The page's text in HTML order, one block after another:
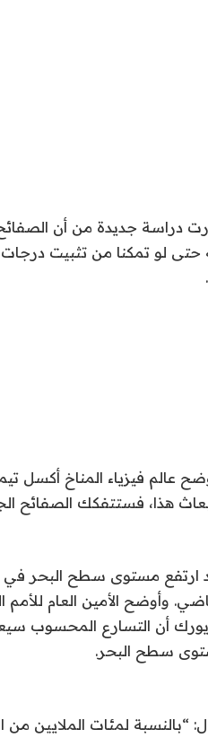
دراسة جديدة من أن الصفائح
حتى لو تمكنا من تثبيت
.
عالم فيزياء المناخ أكسل
هذا، فستتفكك الصفائح
وأوضح الأمين العام
أن التسارع المحسوب
سطح البحر.
“بالنسبة لمئات الملايين